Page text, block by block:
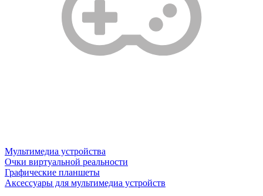
Мультимедиа устройства
Очки виртуальной реальности
Графические планшеты
Аксессуары для мультимедиа устройств